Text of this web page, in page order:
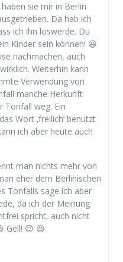
sie mir in Berlin
Da hab ich
ich ihn loswerde. Du
Kinder sein können! 😆
nachmachen, auch
Weiterhin kann
Verwendung von
manche Herkunft
Tonfall weg. Ein
Wort ‚freilich‘ benutzt
ich aber heute auch
man nichts mehr von
eher dem Berlinischen
Tonfalls sage ich aber
da ich der Meinung
spricht, auch nicht
Gell! 😉 😆